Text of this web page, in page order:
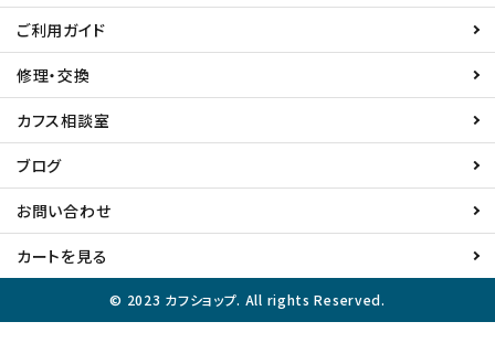
ご利用ガイド
修理・交換
カフス相談室
ブログ
お問い合わせ
カートを見る
© 2023 カフショップ. All rights Reserved.